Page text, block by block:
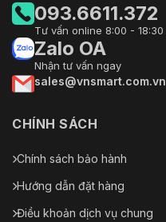
093.6611.372
Tư vấn online 8:00 - 18:30
Zalo OA
Nhận tư vấn ngay
sales@vnsmart.com.vn
CHÍNH SÁCH
Chính sách bảo hành
Hướng dẫn đặt hàng
Điều khoản dịch vụ chung